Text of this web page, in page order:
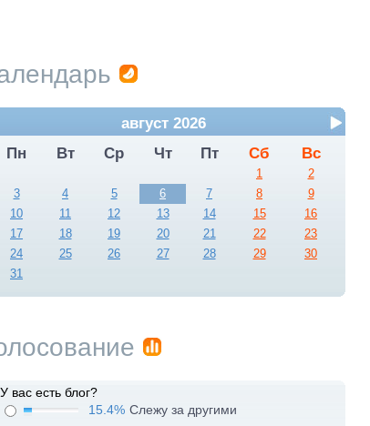
август 2026
Пн
Вт Ср Чт Пт Сб Вс
1
2
3
4 5 6 7 8
9
10
11 12 13 14 15
16
17
18 19 20 21 22
23
24
25 26 27 28 29
30
31
У вас есть блог?
15.4% Слежу за другими